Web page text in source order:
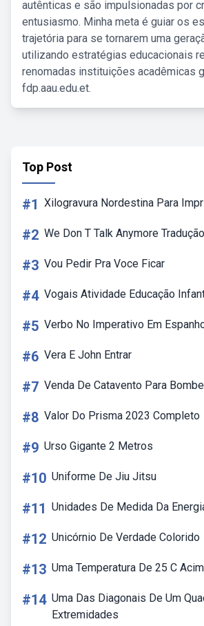
autênticas e são impulsionadas por
entusiasmo. Minha meta é guiar os
trajetória para se tornarem uma
utilizando estratégias educacionais
renomadas instituições acadêmicas
fdp.aau.edu.et.
Top Post
#1 Xilogravura Nordestina Para
#2 We Don T Talk Anymore Tradução
#3 Vou Pedir Pra Voce Ficar
#4 Vogais Atividade Educação
#5 Verbo No Imperativo Em
#6 Vera E John Entrar
#7 Venda De Catavento Para
#8 Valor Do Prisma 2023 Completo
#9 Urso Gigante 2 Metros
#10 Uniforme De Jiu Jitsu
#11 Unidades De Medida Da
#12 Unicórnio De Verdade Colorido
#13 Uma Temperatura De 25 C
#14 Uma Das Diagonais De Um
Extremidades